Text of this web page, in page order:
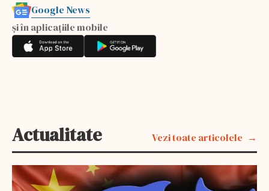
Google News
și în aplicațiile mobile
Actualitate Vezi toate articolele